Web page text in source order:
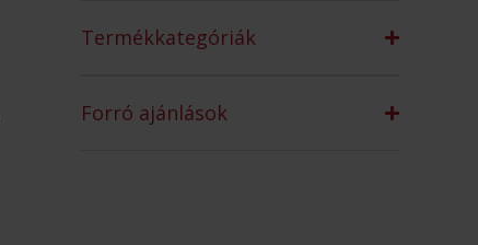
Termékkategóriák
Forró ajánlások